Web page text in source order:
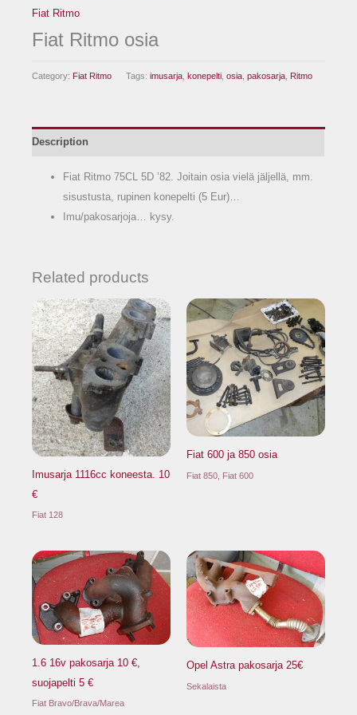
Fiat Ritmo
Fiat Ritmo osia
Category: Fiat Ritmo Tags:imusarja ,konepelti ,osia ,pakosarja Ritmo
Description
Fiat Ritmo 75CL 5D ’82. Joitain osia vielä jäljellä, mm.
sisustusta, rupinen konepelti (5 Eur)…
Imu/pakosarjoja… kysy.
Related products
Imusarja 1116cc koneesta. 10
€
Fiat 128
Fiat 600 ja 850 osia
Fiat 850, Fiat 600
1.6 16v pakosarja 10 €,
suojapelti 5 €
Fiat Bravo/Brava/Marea
Opel Astra pakosarja 25€
Sekalaista